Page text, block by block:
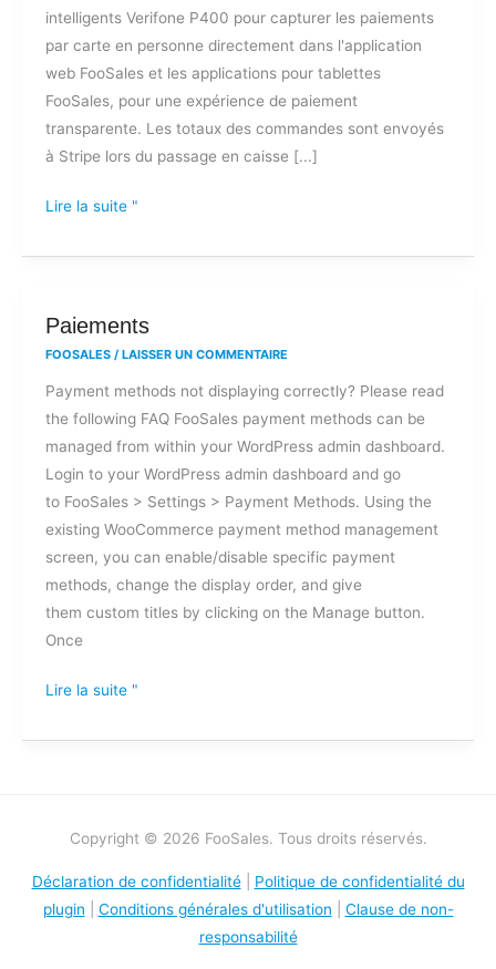
intelligents Verifone P400 pour capturer les paiements
par carte en personne directement dans l'application
web FooSales et les applications pour tablettes
FooSales, pour une expérience de paiement
transparente. Les totaux des commandes sont envoyés
à Stripe lors du passage en caisse [...]
Lire la suite "
Paiements
FOOSALES / LAISSER UN COMMENTAIRE
Payment methods not displaying correctly? Please read
the following FAQ FooSales payment methods can be
managed from within your WordPress admin dashboard.
Login to your WordPress admin dashboard and go
to FooSales > Settings > Payment Methods. Using the
existing WooCommerce payment method management
screen, you can enable/disable specific payment
methods, change the display order, and give
them custom titles by clicking on the Manage button.
Once
Paiements
Lire la suite "
Copyright © 2026 FooSales. Tous droits réservés.
Déclaration de confidentialité| Politique de confidentialité du
plugin
Conditions générales d'utilisation
Clause de non-
responsabilité